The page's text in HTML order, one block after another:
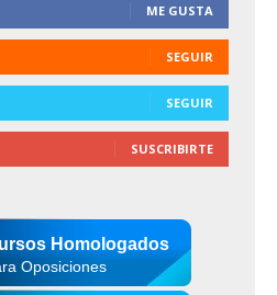
ME GUSTA
SEGUIR
SEGUIR
SUSCRIBIRTE
Homologados
Oposiciones